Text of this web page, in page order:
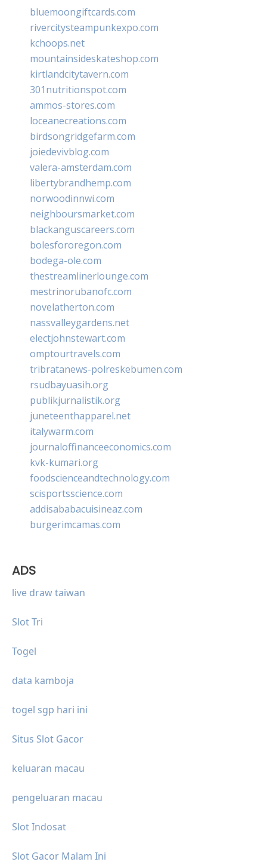
bluemoongiftcards.com
rivercitysteampunkexpo.com
kchoops.net
mountainsideskateshop.com
kirtlandcitytavern.com
301nutritionspot.com
ammos-stores.com
loceanecreations.com
birdsongridgefarm.com
joiedevivblog.com
valera-amsterdam.com
libertybrandhemp.com
norwoodinnwi.com
neighboursmarket.com
blackanguscareers.com
bolesfororegon.com
bodega-ole.com
thestreamlinerlounge.com
mestrinorubanofc.com
novelatherton.com
nassvalleygardens.net
electjohnstewart.com
omptourtravels.com
tribratanews-polreskebumen.com
rsudbayuasih.org
publikjurnalistik.org
juneteenthapparel.net
italywarm.com
journaloffinanceeconomics.com
kvk-kumari.org
foodscienceandtechnology.com
scisportsscience.com
addisababacuisineaz.com
burgerimcamas.com
ADS
live draw taiwan
Slot Tri
Togel
data kamboja
togel sgp hari ini
Situs Slot Gacor
keluaran macau
pengeluaran macau
Slot Indosat
Slot Gacor Malam Ini